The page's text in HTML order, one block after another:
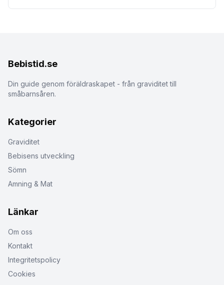
Bebistid.se
Din guide genom föräldraskapet - från graviditet till
småbarnsåren.
Kategorier
Graviditet
Bebisens utveckling
Sömn
Amning & Mat
Länkar
Om oss
Kontakt
Integritetspolicy
Cookies